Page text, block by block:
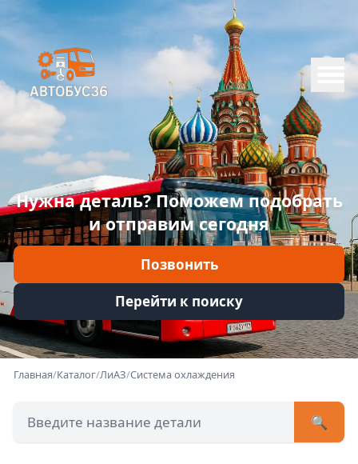
Нужна деталь? Поможем подобрать
и отправим сегодня
Позвонить
Перейти к поиску
Меню
Главная
Каталог
Марки
Информация
Главная/Каталог/ЛиАЗ/Система охлаждения
🔍